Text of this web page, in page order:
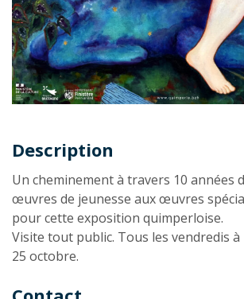
Description
Description
Un cheminement à travers 10 années
œuvres de jeunesse aux œuvres
pour cette exposition quimperloise.
Visite tout public. Tous les vendredis à
25 octobre.